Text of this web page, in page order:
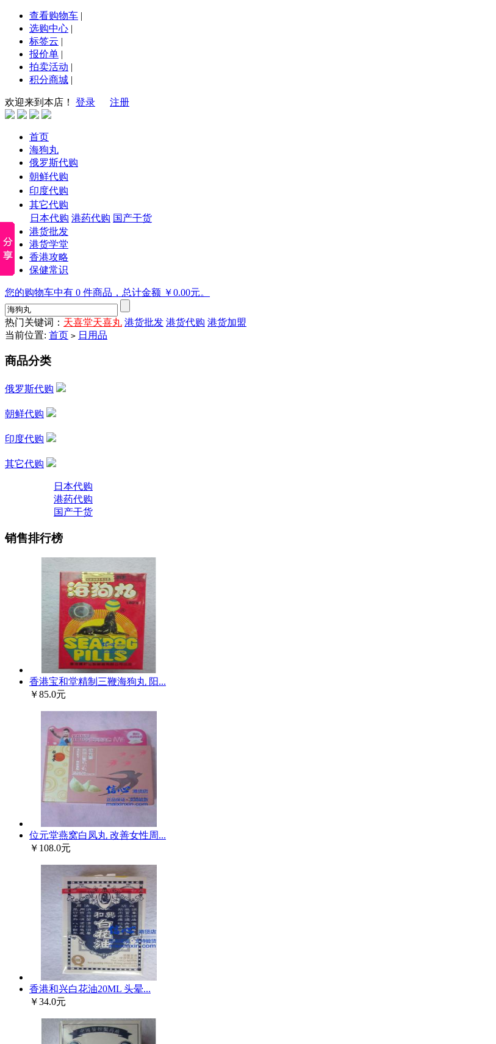
查看购物车 |
选购中心 |
标签云 |
报价单 |
拍卖活动 |
积分商城 |
欢迎来到本店！ 登录 注册
首页
海狗丸
俄罗斯代购
朝鲜代购
印度代购
其它代购
日本代购 港药代购 国产干货
港货批发
港货学堂
香港攻略
保健常识
您的购物车中有 0 件商品，总计金额 ￥0.00元。
热门关键词： 天喜堂天喜丸 港货批发 港货代购 港货加盟
当前位置: 首页 > 日用品
商品分类
俄罗斯代购
朝鲜代购
印度代购
其它代购
日本代购
港药代购
国产干货
销售排行榜
香港宝和堂精制三鞭海狗丸 阳...
￥85.0元
位元堂燕窝白凤丸 改善女性周...
￥108.0元
香港和兴白花油20ML 头晕...
￥34.0元